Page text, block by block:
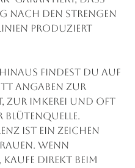
nach den strengen
produziert
findest du auf
Angaben zur
zur Imkerei und oft
Blütenquelle.
ist ein Zeichen
Wenn
direkt beim